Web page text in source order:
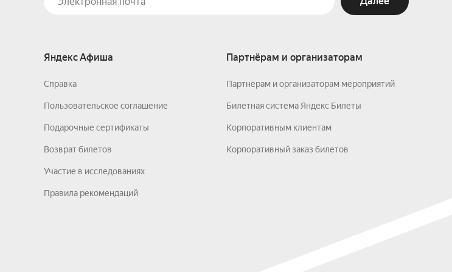
Яндекс Афиша
Справка
Пользовательское соглашение
Подарочные сертификаты
Возврат билетов
Участие в исследованиях
Правила рекомендаций
Партнёрам и организаторам
Партнёрам и организаторам мероприятий
Билетная система Яндекс Билеты
Корпоративным клиентам
Корпоративный заказ билетов